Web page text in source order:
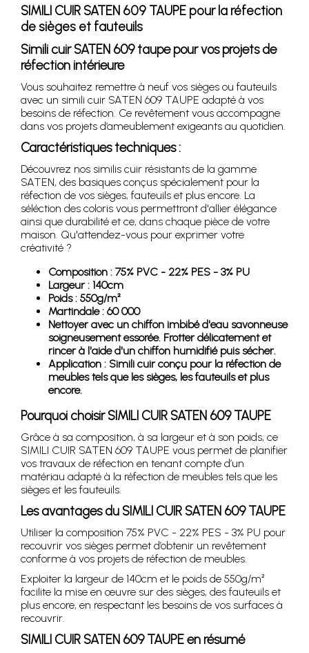
SIMILI CUIR SATEN 609 TAUPE pour la réfection
de sièges et fauteuils
Simili cuir SATEN 609 taupe pour vos projets de
réfection intérieure
Vous souhaitez remettre à neuf vos sièges ou fauteuils
avec un simili cuir SATEN 609 TAUPE adapté à vos
besoins de réfection. Ce revêtement vous accompagne
dans vos projets d’ameublement exigeants au quotidien.
Caractéristiques techniques :
Découvrez nos similis cuir résistants de la gamme
SATEN, des basiques conçus spécialement pour la
réfection de vos sièges, fauteuils et plus encore. La
séléction des coloris vous permettront d'allier élégance
ainsi que durabilité et ce, dans chaque pièce de votre
maison. Qu'attendez-vous pour exprimer votre
créativité ?
Composition : 75% PVC - 22% PES - 3% PU
Largeur : 140cm
Poids : 550g/m²
Martindale : 60 000
Nettoyer avec un chiffon imbibé d'eau savonneuse
soigneusement essorée. Frotter délicatement et
rincer à l'aide d'un chiffon humidifié puis sécher.
Application : Simili cuir conçu pour la réfection de
meubles tels que les sièges, les fauteuils et plus
encore.
Pourquoi choisir SIMILI CUIR SATEN 609 TAUPE
Grâce à sa composition, à sa largeur et à son poids, ce
SIMILI CUIR SATEN 609 TAUPE vous permet de planifier
vos travaux de réfection en tenant compte d’un
matériau adapté à la réfection de meubles tels que les
sièges et les fauteuils.
Les avantages du SIMILI CUIR SATEN 609 TAUPE
Utiliser la composition 75% PVC - 22% PES - 3% PU pour
recouvrir vos sièges permet d’obtenir un revêtement
conforme à vos projets de réfection de meubles.
Exploiter la largeur de 140cm et le poids de 550g/m²
facilite la mise en œuvre sur des sièges, des fauteuils et
plus encore, en respectant les besoins de vos surfaces à
recouvrir.
SIMILI CUIR SATEN 609 TAUPE en résumé